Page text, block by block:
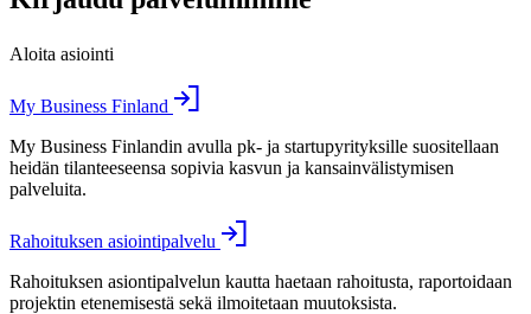
Aloita asiointi
My Business Finland
My Business Finlandin avulla pk- ja startupyrityksille suositellaan
heidän tilanteeseensa sopivia kasvun ja kansainvälistymisen
palveluita.
Rahoituksen asiointipalvelu
Rahoituksen asiontipalvelun kautta haetaan rahoitusta, raportoidaan
projektin etenemisestä sekä ilmoitetaan muutoksista.